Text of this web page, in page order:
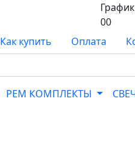
00
Как купить Оплата
РЕМ КОМПЛЕКТЫ